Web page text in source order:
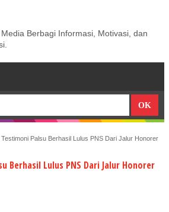
Berbagi Informasi, Motivasi, dan
Palsu Berhasil Lulus PNS Dari Jalur Honorer
Berhasil Lulus PNS Dari Jalur Honorer